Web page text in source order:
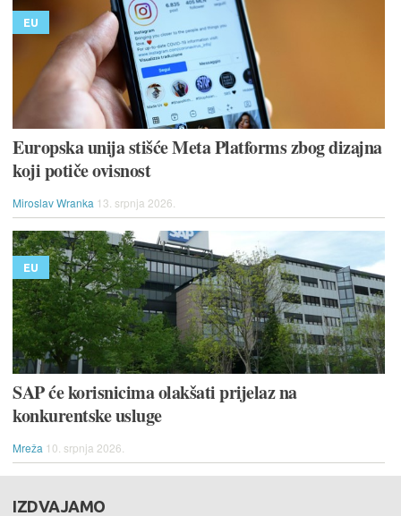
EU
Europska unija stišće Meta Platforms zbog dizajna
koji potiče ovisnost
Miroslav Wranka 13. srpnja 2026.
EU
SAP će korisnicima olakšati prijelaz na
konkurentske usluge
Mreža 10. srpnja 2026.
IZDVAJAMO